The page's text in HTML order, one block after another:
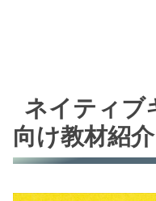
ネイティブ
向け教材紹介